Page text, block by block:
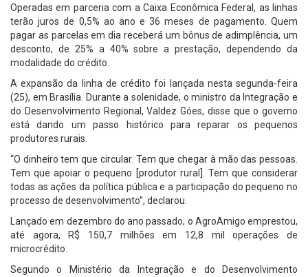
Operadas em parceria com a Caixa Econômica Federal, as linhas
terão juros de 0,5% ao ano e 36 meses de pagamento. Quem
pagar as parcelas em dia receberá um bônus de adimplência, um
desconto, de 25% a 40% sobre a prestação, dependendo da
modalidade do crédito.
A expansão da linha de crédito foi lançada nesta segunda-feira
(25), em Brasília. Durante a solenidade, o ministro da Integração e
do Desenvolvimento Regional, Valdez Góes, disse que o governo
está dando um passo histórico para reparar os pequenos
produtores rurais.
“O dinheiro tem que circular. Tem que chegar à mão das pessoas.
Tem que apoiar o pequeno [produtor rural]. Tem que considerar
todas as ações da política pública e a participação do pequeno no
processo de desenvolvimento”, declarou.
Lançado em dezembro do ano passado, o AgroAmigo emprestou,
até agora, R$ 150,7 milhões em 12,8 mil operações de
microcrédito.
Segundo o Ministério da Integração e do Desenvolvimento